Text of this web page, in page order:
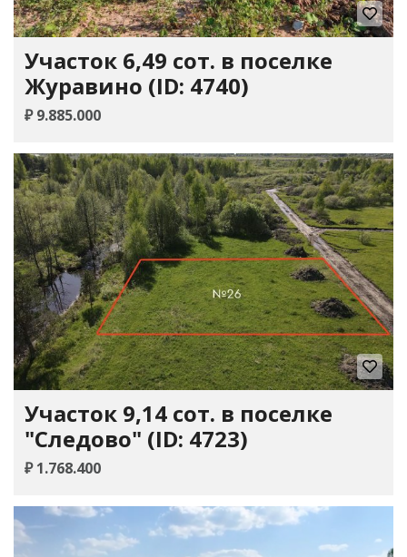
Участок 6,49 сот. в поселке
Журавино (ID: 4740)
₽ 9.885.000
Участок 9,14 сот. в поселке
"Следово" (ID: 4723)
₽ 1.768.400